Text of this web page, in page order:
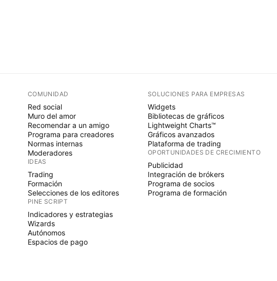
COMUNIDAD
Red social
Muro del amor
Recomendar a un amigo
Programa para creadores
Normas internas
Moderadores
IDEAS
Trading
Formación
Selecciones de los editores
PINE SCRIPT
Indicadores y estrategias
Wizards
Autónomos
Espacios de pago
SOLUCIONES PARA EMPRESAS
Widgets
Bibliotecas de gráficos
Lightweight Charts™
Gráficos avanzados
Plataforma de trading
OPORTUNIDADES DE CRECIMIENTO
Publicidad
Integración de brókers
Programa de socios
Programa de formación